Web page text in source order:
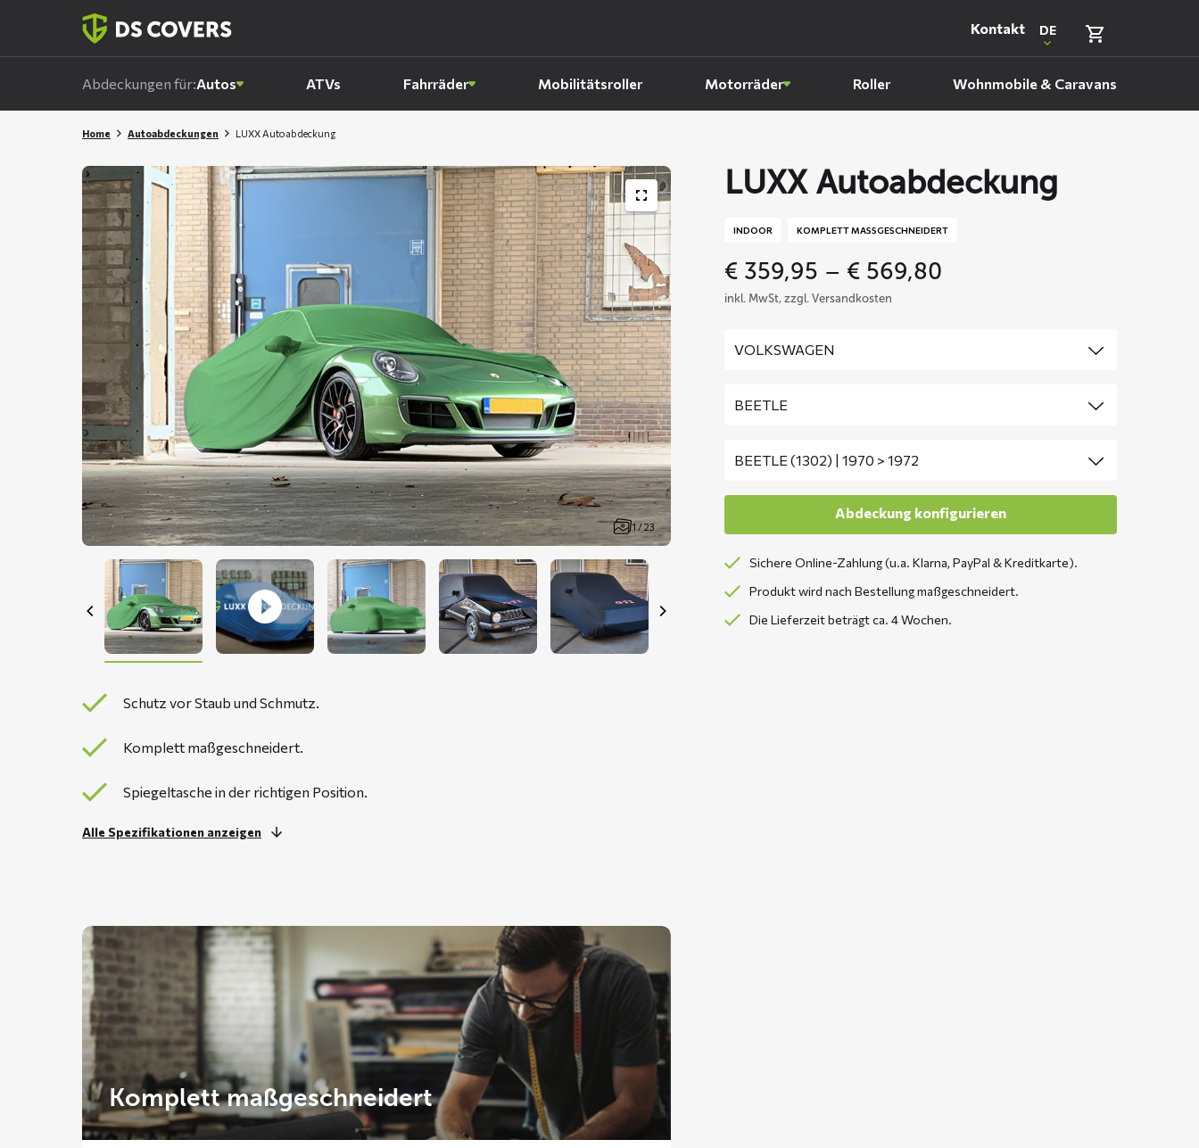
Kontakt
DE
Abdeckungen für:Autos ATVs Fahrräder Mobilitätsroller Motorräder Roller Wohnmobile & Caravans
Home Autoabdeckungen LUXX Autoabdeckung
1 / 23
Schutz vor Staub und Schmutz.
Komplett maßgeschneidert.
Spiegeltasche in der richtigen Position.
Alle Spezifikationen anzeigen
LUXX Autoabdeckung
INDOOR KOMPLETT MASSGESCHNEIDERT
€ 359,95 – € 569,80
inkl. MwSt, zzgl. Versandkosten
Sichere Online-Zahlung (u.a. Klarna, PayPal & Kreditkarte).
Produkt wird nach Bestellung maßgeschneidert.
Die Lieferzeit beträgt ca. 4 Wochen.
Komplett maßgeschneidert